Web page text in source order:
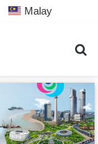
Malay